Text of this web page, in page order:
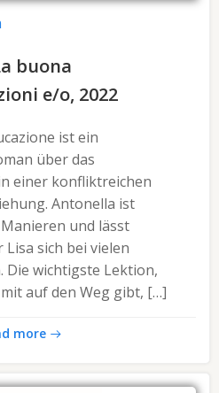
buona
e/o, 2022
ist ein
über das
einer konfliktreichen
Antonella ist
und lässt
sich bei vielen
Die wichtigste Lektion,
auf den Weg gibt, […]
more